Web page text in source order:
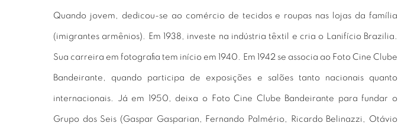
Quando jovem, dedicou-se ao comércio de tecidos e roupas nas lojas da família
(imigrantes armênios). Em 1938, investe na indústria têxtil e cria o Lanifício Brazilia.
Sua carreira em fotografia tem início em 1940. Em 1942 se associa ao Foto Cine Clube
Bandeirante, quando participa de exposições e salões tanto nacionais quanto
internacionais. Já em 1950, deixa o Foto Cine Clube Bandeirante para fundar o
Grupo dos Seis (Gaspar Gasparian, Fernando Palmério, Ricardo Belinazzi, Otávio